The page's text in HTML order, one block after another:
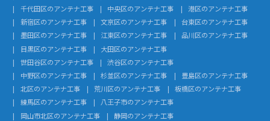
千代田区のアンテナ工事
中央区のアンテナ工事
港区のアンテナ工事
新宿区のアンテナ工事
文京区のアンテナ工事
台東区のアンテナ工事
墨田区のアンテナ工事
江東区のアンテナ工事
品川区のアンテナ工事
目黒区のアンテナ工事
大田区のアンテナ工事
世田谷区のアンテナ工事
渋谷区のアンテナ工事
中野区のアンテナ工事
杉並区のアンテナ工事
豊島区のアンテナ工事
北区のアンテナ工事
荒川区のアンテナ工事
板橋区のアンテナ工事
練馬区のアンテナ工事
八王子市のアンテナ工事
岡山市北区のアンテナ工事
静岡のアンテナ工事